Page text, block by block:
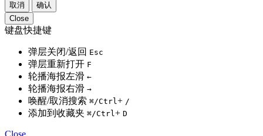
取消
确认
Close
键盘快捷键
弹层关闭/返回 Esc
弹层重新打开 F
轮播海报左滑 ←
轮播海报右滑 →
唤醒/取消搜索 ⌘/Ctrl+ /
添加到收藏夹 ⌘/Ctrl+ D
Close